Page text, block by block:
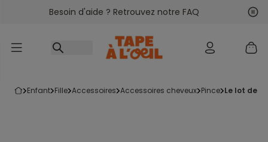
Accéder au contenu
Besoin d'aide ? Retrouvez notre FAQ
enfant fille accessoires accessoires cheveux pince le lot de